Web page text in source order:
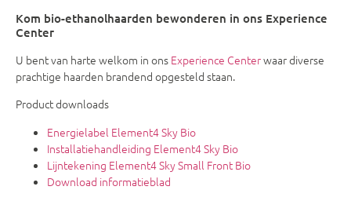
Kom bio-ethanolhaarden bewonderen in ons Experience
Center
U bent van harte welkom in ons Experience Centerwaar diverse
prachtige haarden brandend opgesteld staan.
Product downloads
Energielabel Element4 Sky Bio
Installatiehandleiding Element4 Sky Bio
Lijntekening Element4 Sky Small Front Bio
Download informatieblad